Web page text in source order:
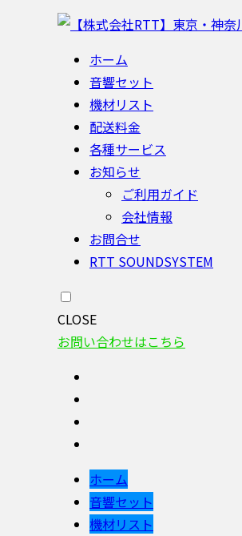
ホーム
音響セット
機材リスト
配送料金
各種サービス
お知らせ
ご利用ガイド
会社情報
お問合せ
RTT SOUNDSYSTEM
CLOSE
お問い合わせはこちら
ホーム
音響セット
機材リスト